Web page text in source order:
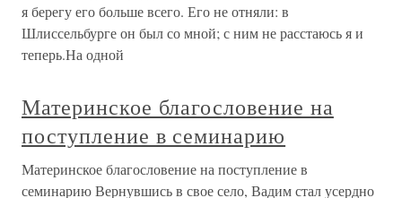
я берегу его больше всего. Его не отняли: в
Шлиссельбурге он был со мной; с ним не расстаюсь я и
теперь.На одной
Материнское благословение на
поступление в семинарию
Материнское благословение на поступление в
семинарию Вернувшись в свое село, Вадим стал усердно